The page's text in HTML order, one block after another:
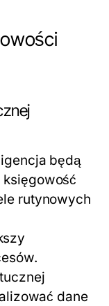
będą
księgowość
rutynowych
dane